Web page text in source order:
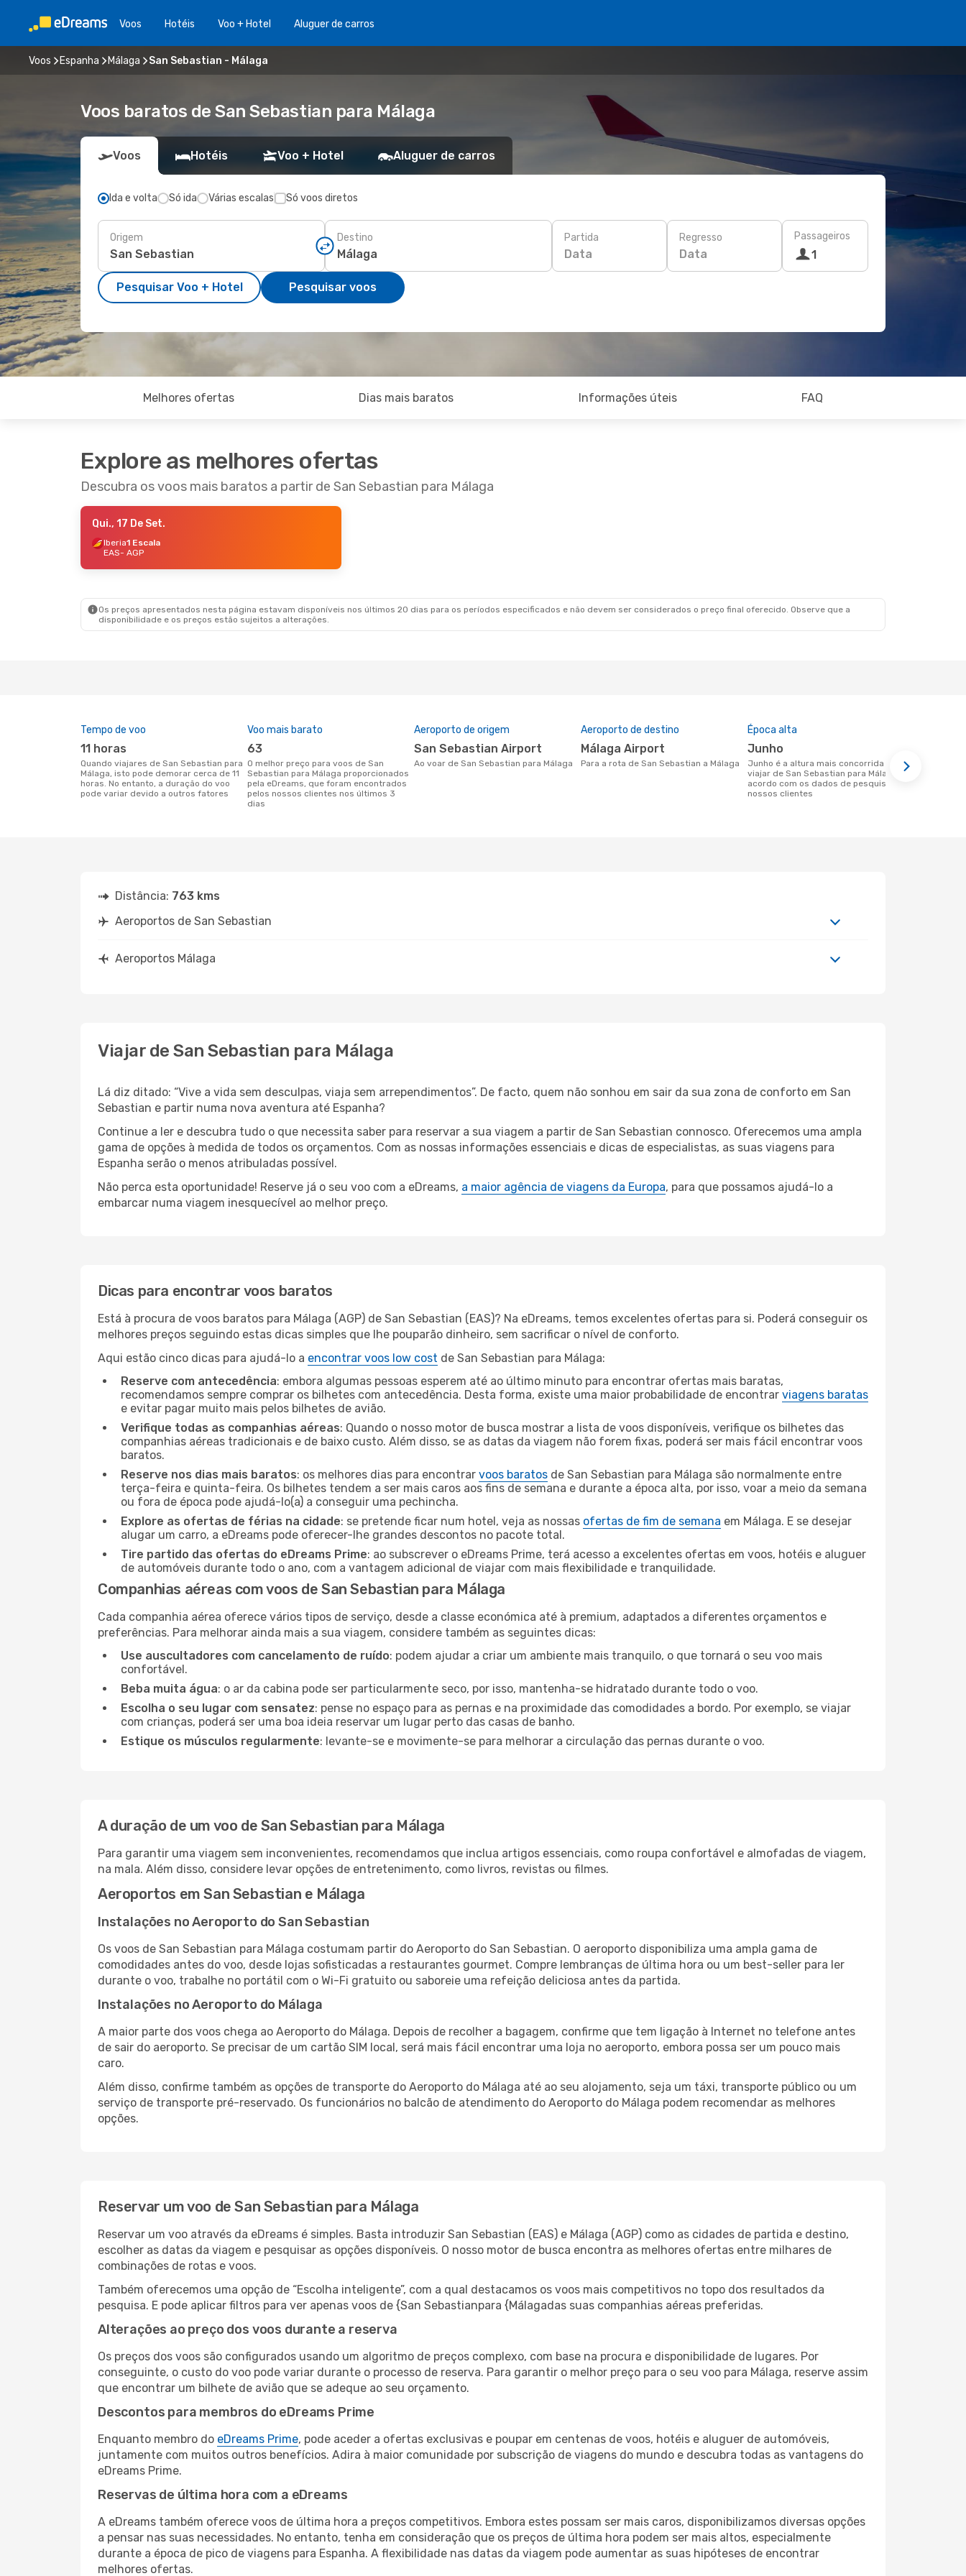
Voos Hotéis Voo + Hotel Aluguer de carros
Voos Espanha Málaga San Sebastian - Málaga
Voos baratos de San Sebastian para Málaga
Voos Hotéis Voo + Hotel Aluguer de carros
Ida e volta Só ida Várias escalas Só voos diretos
Origem Destino Partida
Data
Regresso
Data
Passageiros
1
Pesquisar Voo + Hotel Pesquisar voos
Melhores ofertas Dias mais baratos Informações úteis FAQ
Explore as melhores ofertas
Descubra os voos mais baratos a partir de San Sebastian para Málaga
Qui., 17 De Set.
Iberia1 Escala
EAS- AGP
Os preços apresentados nesta página estavam disponíveis nos últimos 20 dias para os períodos especificados e não devem ser considerados o preço final oferecido. Observe que a
disponibilidade e os preços estão sujeitos a alterações.
Tempo de voo
11 horas
Quando viajares de San Sebastian para
Málaga, isto pode demorar cerca de 11
horas. No entanto, a duração do voo
pode variar devido a outros fatores
Voo mais barato
63
O melhor preço para voos de San
Sebastian para Málaga proporcionados
pela eDreams, que foram encontrados
pelos nossos clientes nos últimos 3
dias
Aeroporto de origem
San Sebastian Airport
Ao voar de San Sebastian para Málaga
Aeroporto de destino
Málaga Airport
Para a rota de San Sebastian a Málaga
Época alta
junho
junho é a altura mais concorrida para
viajar de San Sebastian para Málaga de
acordo com os dados de pesquisa dos
nossos clientes
Distância: 763 kms
Aeroportos de San Sebastian
Aeroportos Málaga
Viajar de San Sebastian para Málaga
Lá diz ditado: “Vive a vida sem desculpas, viaja sem arrependimentos”. De facto, quem não sonhou em sair da sua zona de conforto em San
Sebastian e partir numa nova aventura até Espanha?
Continue a ler e descubra tudo o que necessita saber para reservar a sua viagem a partir de San Sebastian connosco. Oferecemos uma ampla
gama de opções à medida de todos os orçamentos. Com as nossas informações essenciais e dicas de especialistas, as suas viagens para
Espanha serão o menos atribuladas possível.
Não perca esta oportunidade! Reserve já o seu voo com a eDreams, a maior agência de viagens da Europa, para que possamos ajudá-lo a
embarcar numa viagem inesquecível ao melhor preço.
Dicas para encontrar voos baratos
Está à procura de voos baratos para Málaga (AGP) de San Sebastian (EAS)? Na eDreams, temos excelentes ofertas para si. Poderá conseguir os
melhores preços seguindo estas dicas simples que lhe pouparão dinheiro, sem sacrificar o nível de conforto.
Aqui estão cinco dicas para ajudá-lo a encontrar voos low cost de San Sebastian para Málaga:
Reserve com antecedência: embora algumas pessoas esperem até ao último minuto para encontrar ofertas mais baratas,
recomendamos sempre comprar os bilhetes com antecedência. Desta forma, existe uma maior probabilidade de encontrar viagens baratas
e evitar pagar muito mais pelos bilhetes de avião.
Verifique todas as companhias aéreas: Quando o nosso motor de busca mostrar a lista de voos disponíveis, verifique os bilhetes das
companhias aéreas tradicionais e de baixo custo. Além disso, se as datas da viagem não forem fixas, poderá ser mais fácil encontrar voos
baratos.
Reserve nos dias mais baratos: os melhores dias para encontrar voos baratos de San Sebastian para Málaga são normalmente entre
terça-feira e quinta-feira. Os bilhetes tendem a ser mais caros aos fins de semana e durante a época alta, por isso, voar a meio da semana
ou fora de época pode ajudá-lo(a) a conseguir uma pechincha.
Explore as ofertas de férias na cidade: se pretende ficar num hotel, veja as nossas ofertas de fim de semana em Málaga. E se desejar
alugar um carro, a eDreams pode oferecer-lhe grandes descontos no pacote total.
Tire partido das ofertas do eDreams Prime: ao subscrever o eDreams Prime, terá acesso a excelentes ofertas em voos, hotéis e aluguer
de automóveis durante todo o ano, com a vantagem adicional de viajar com mais flexibilidade e tranquilidade.
Companhias aéreas com voos de San Sebastian para Málaga
Cada companhia aérea oferece vários tipos de serviço, desde a classe económica até à premium, adaptados a diferentes orçamentos e
preferências. Para melhorar ainda mais a sua viagem, considere também as seguintes dicas:
Use auscultadores com cancelamento de ruído: podem ajudar a criar um ambiente mais tranquilo, o que tornará o seu voo mais
confortável.
Beba muita água: o ar da cabina pode ser particularmente seco, por isso, mantenha-se hidratado durante todo o voo.
Escolha o seu lugar com sensatez: pense no espaço para as pernas e na proximidade das comodidades a bordo. Por exemplo, se viajar
com crianças, poderá ser uma boa ideia reservar um lugar perto das casas de banho.
Estique os músculos regularmente: levante-se e movimente-se para melhorar a circulação das pernas durante o voo.
A duração de um voo de San Sebastian para Málaga
Para garantir uma viagem sem inconvenientes, recomendamos que inclua artigos essenciais, como roupa confortável e almofadas de viagem,
na mala. Além disso, considere levar opções de entretenimento, como livros, revistas ou filmes.
Aeroportos em San Sebastian e Málaga
Instalações no Aeroporto do San Sebastian
Os voos de San Sebastian para Málaga costumam partir do Aeroporto do San Sebastian. O aeroporto disponibiliza uma ampla gama de
comodidades antes do voo, desde lojas sofisticadas a restaurantes gourmet. Compre lembranças de última hora ou um best-seller para ler
durante o voo, trabalhe no portátil com o Wi-Fi gratuito ou saboreie uma refeição deliciosa antes da partida.
Instalações no Aeroporto do Málaga
A maior parte dos voos chega ao Aeroporto do Málaga. Depois de recolher a bagagem, confirme que tem ligação à Internet no telefone antes
de sair do aeroporto. Se precisar de um cartão SIM local, será mais fácil encontrar uma loja no aeroporto, embora possa ser um pouco mais
caro.
Além disso, confirme também as opções de transporte do Aeroporto do Málaga até ao seu alojamento, seja um táxi, transporte público ou um
serviço de transporte pré-reservado. Os funcionários no balcão de atendimento do Aeroporto do Málaga podem recomendar as melhores
opções.
Reservar um voo de San Sebastian para Málaga
Reservar um voo através da eDreams é simples. Basta introduzir San Sebastian (EAS) e Málaga (AGP) como as cidades de partida e destino,
escolher as datas da viagem e pesquisar as opções disponíveis. O nosso motor de busca encontra as melhores ofertas entre milhares de
combinações de rotas e voos.
Também oferecemos uma opção de “Escolha inteligente”, com a qual destacamos os voos mais competitivos no topo dos resultados da
pesquisa. E pode aplicar filtros para ver apenas voos de {San Sebastianpara {Málagadas suas companhias aéreas preferidas.
Alterações ao preço dos voos durante a reserva
Os preços dos voos são configurados usando um algoritmo de preços complexo, com base na procura e disponibilidade de lugares. Por
conseguinte, o custo do voo pode variar durante o processo de reserva. Para garantir o melhor preço para o seu voo para Málaga, reserve assim
que encontrar um bilhete de avião que se adeque ao seu orçamento.
Descontos para membros do eDreams Prime
Enquanto membro do eDreams Prime, pode aceder a ofertas exclusivas e poupar em centenas de voos, hotéis e aluguer de automóveis,
juntamente com muitos outros benefícios. Adira à maior comunidade por subscrição de viagens do mundo e descubra todas as vantagens do
eDreams Prime.
Reservas de última hora com a eDreams
A eDreams também oferece voos de última hora a preços competitivos. Embora estes possam ser mais caros, disponibilizamos diversas opções
a pensar nas suas necessidades. No entanto, tenha em consideração que os preços de última hora podem ser mais altos, especialmente
durante a época de pico de viagens para Espanha. A flexibilidade nas datas da viagem pode aumentar as suas hipóteses de encontrar
melhores ofertas.